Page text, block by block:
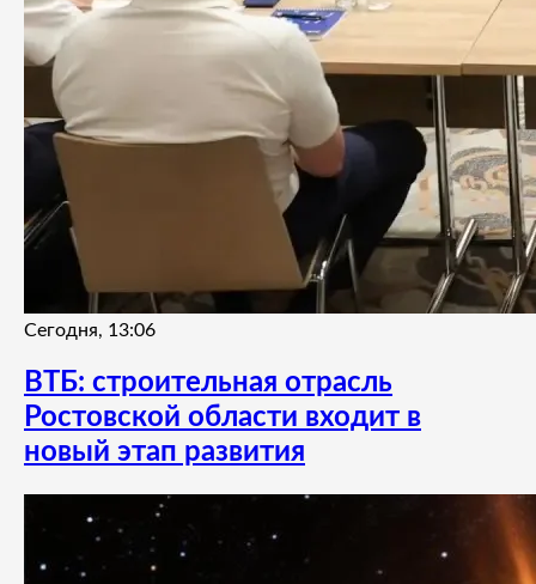
Сегодня, 13:06
ВТБ: строительная отрасль
Ростовской области входит в
новый этап развития